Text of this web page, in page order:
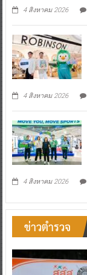
4 สิงหาคม 2026
4 สิงหาคม 2026
4 สิงหาคม 2026
ข่าวตำรวจ